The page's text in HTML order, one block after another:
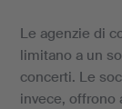
Le agenzie di
limitano a un
concerti. Le
invece, offrono